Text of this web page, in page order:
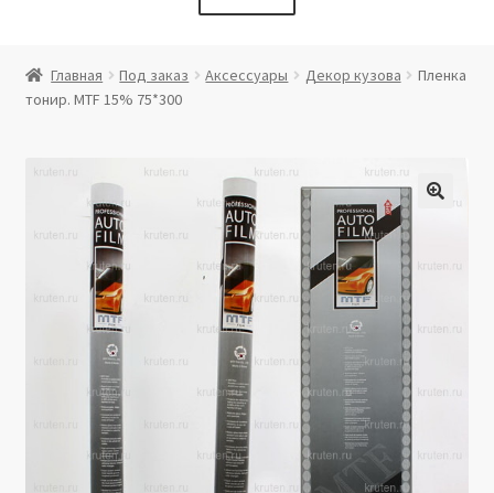
Витрина
Политика в отношении обработки персональных
Производители
Юридические данные
Главная Под заказ Аксессуары Декор кузова
Пленка
тонир. MTF 15% 75*300